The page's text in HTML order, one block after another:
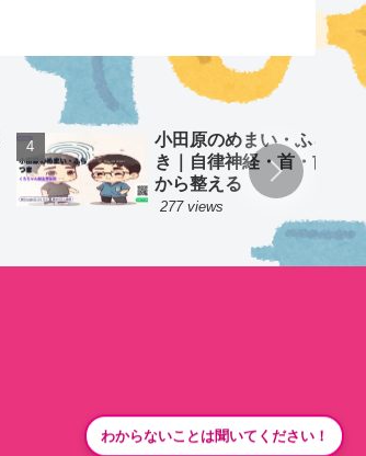
小田原のめまい・ふらつ
き｜自律神経・首・前庭
から整える
277 views
わからないことは聞いてください！